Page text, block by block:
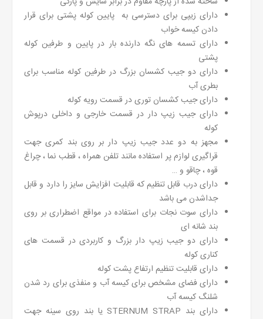
دارای زیپی برای دسترسی به پایین کوله پشتی برای قرار
دادن کیسه خواب
دارای تسمه های نگه دارنده بار در پایین و طرفین کوله
پشتی
دارای دو جیب کشسان بزرگ در طرفین کوله مناسب برای
بطری آب
دارای جیب کشسان توری در قسمت رویه کوله
دارای جیب زیپ دار در قسمت خارجی و داخلی درپوش
کوله
مجهز به دو عدد جیب زیپ دار بر روی بند کمری جهت
قراگیری لوازم پر استفاده مانند تلفن همراه ، قطب نما ، چراغ
قوه ، چاقو و …
دارای درب قابل تنظیم که قابلیت افزایش سایز را دارد و قابل
جداشدن می باشد
دارای سوت نجات برای استفاده در مواقع اضطراری بر روی
بند شانه ای
دارای دو جیب زیپ دار بزرگ و کاربردی در قسمت های
کناری کوله
دارای قابلیت تنظیم ارتفاع پشت کوله
دارای فضای مشخص برای کیسه آب و منفذی برای رد شدن
شلنگ کیسه آب
دارای بند STERNUM STRAP یا بند روی سینه جهت